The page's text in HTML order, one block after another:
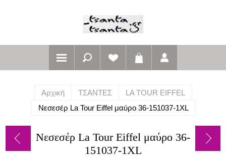
Αρχική ΤΣΑΝΤΕΣ
LA TOUR EIFFEL
Νεσεσέρ La Tour Eiffel μαύρο 36-151037-1XL
Νεσεσέρ La Tour Eiffel μαύρο 36-
151037-1XL